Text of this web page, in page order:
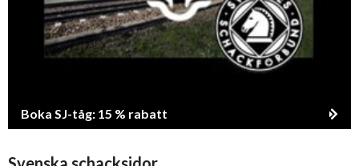
Boka SJ-tåg: 15 % rabatt